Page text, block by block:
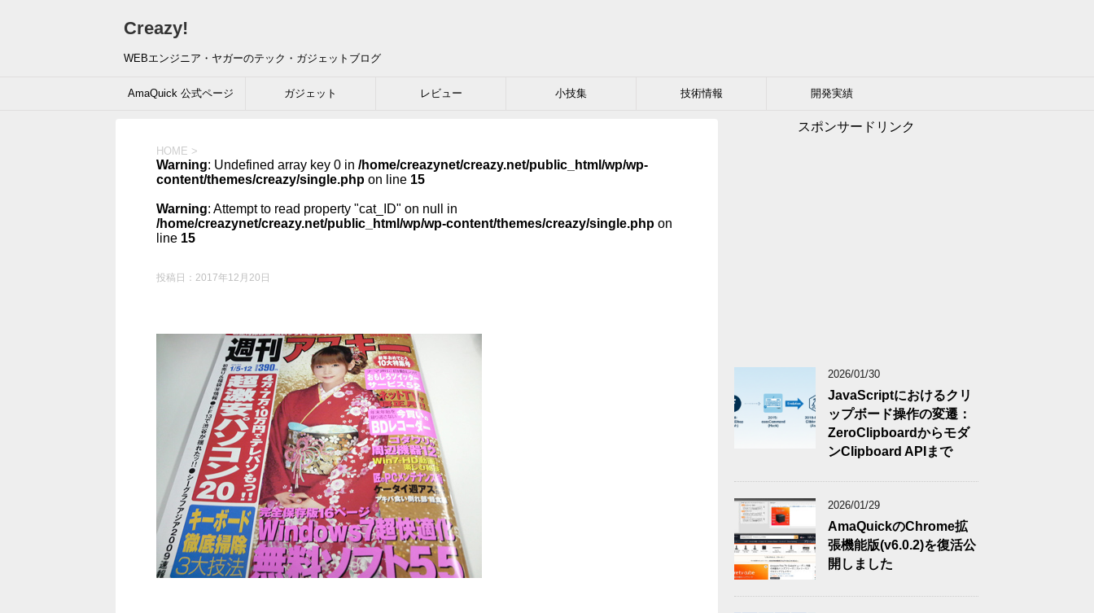
Creazy!
WEBエンジニア・ヤガーのテック・ガジェットブログ
AmaQuick 公式ページ ガジェット レビュー 小技集 技術情報 開発実績
HOME >
Warning: Undefined array key 0 in /home/creazynet/creazy.net/public_html/wp/wp-
content/themes/creazy/single.php on line 15
Warning: Attempt to read property "cat_ID" on null in
/home/creazynet/creazy.net/public_html/wp/wp-content/themes/creazy/single.php on
line 15
投稿日： 2017年12月20日
スポンサードリンク
2026/01/30
JavaScriptにおけるクリ
ップボード操作の変遷：
ZeroClipboardからモダ
ンClipboard APIまで
2026/01/29
AmaQuickのChrome拡
張機能版(v6.0.2)を復活公
開しました